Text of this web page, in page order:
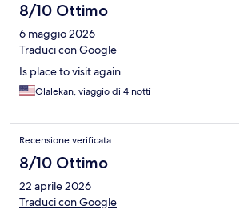
8/10 Ottimo
6 maggio 2026
Traduci con Google
Is place to visit again
Olalekan, viaggio di 4 notti
Recensione verificata
8/10 Ottimo
22 aprile 2026
Traduci con Google